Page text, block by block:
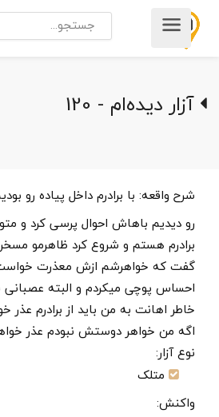
آزار دیده‌ام - 120
شرح واقعه: با برادرم داخل پیاده رو
رو دیدیم باهاش احوال پرسی کرد و
برادرم هستم و شروع کرد ظاهرمو
گفت که خواهرشم ازش معذرت
احساس پوچی میکردم و البته عصبانی
خاطر اهانت به من باید از برادرم عذر
اگه من خواهر دوستش نبودم عذر
نوع آزار:
متلک
واکنش: